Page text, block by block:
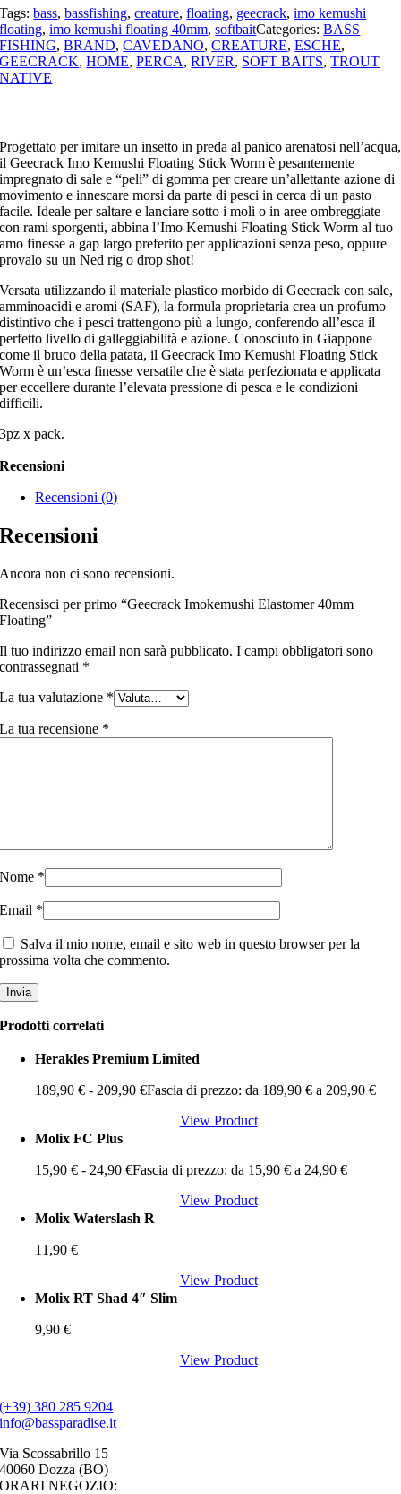
Tags:bass,bassfishing,creature,floating, geecrack,imo kemushi
floating,imo kemushi floating 40mm,softbaitCategories:BASS
FISHING,BRAND,CAVEDANO,CREATURE,ESCHE,
GEECRACK,HOME,PERCA,RIVER, SOFT BAITS,TROUT
NATIVE
Progettato per imitare un insetto in preda al panico arenatosi nell’acqua,
il Geecrack Imo Kemushi Floating Stick Worm è pesantemente
impregnato di sale e “peli” di gomma per creare un’allettante azione di
movimento e innescare morsi da parte di pesci in cerca di un pasto
facile. Ideale per saltare e lanciare sotto i moli o in aree ombreggiate
con rami sporgenti, abbina l’Imo Kemushi Floating Stick Worm al tuo
amo finesse a gap largo preferito per applicazioni senza peso, oppure
provalo su un Ned rig o drop shot!
Versata utilizzando il materiale plastico morbido di Geecrack con sale,
amminoacidi e aromi (SAF), la formula proprietaria crea un profumo
distintivo che i pesci trattengono più a lungo, conferendo all’esca il
perfetto livello di galleggiabilità e azione. Conosciuto in Giappone
come il bruco della patata, il Geecrack Imo Kemushi Floating Stick
Worm è un’esca finesse versatile che è stata perfezionata e applicata
per eccellere durante l’elevata pressione di pesca e le condizioni
difficili.
3pz x pack.
Recensioni
Recensioni (0)
Recensioni
Ancora non ci sono recensioni.
Recensisci per primo “Geecrack Imokemushi Elastomer 40mm
Floating”
Il tuo indirizzo email non sarà pubblicato. I campi obbligatori sono
contrassegnati *
La tua valutazione *
La tua recensione *
Nome *
Email *
Salva il mio nome, email e sito web in questo browser per la
prossima volta che commento.
Prodotti correlati
Herakles Premium Limited
189,90€ - 209,90€Fascia di prezzo: da 189,90 € a 209,90 €
View Product
Molix FC Plus
15,90€ - 24,90€Fascia di prezzo: da 15,90 € a 24,90 €
View Product
Molix Waterslash R
11,90€
View Product
Molix RT Shad 4″ Slim
9,90€
View Product
(+39) 380 285 9204
info@bassparadise.it
Via Scossabrillo 15
40060 Dozza (BO)
ORARI NEGOZIO: